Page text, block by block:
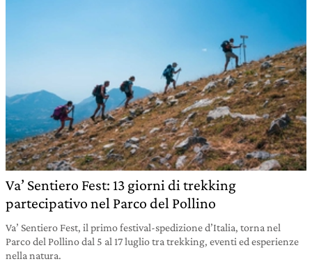
Va’ Sentiero Fest: 13 giorni di trekking
partecipativo nel Parco del Pollino
Va’ Sentiero Fest, il primo festival-spedizione d’Italia, torna nel
Parco del Pollino dal 5 al 17 luglio tra trekking, eventi ed esperienze
nella natura.